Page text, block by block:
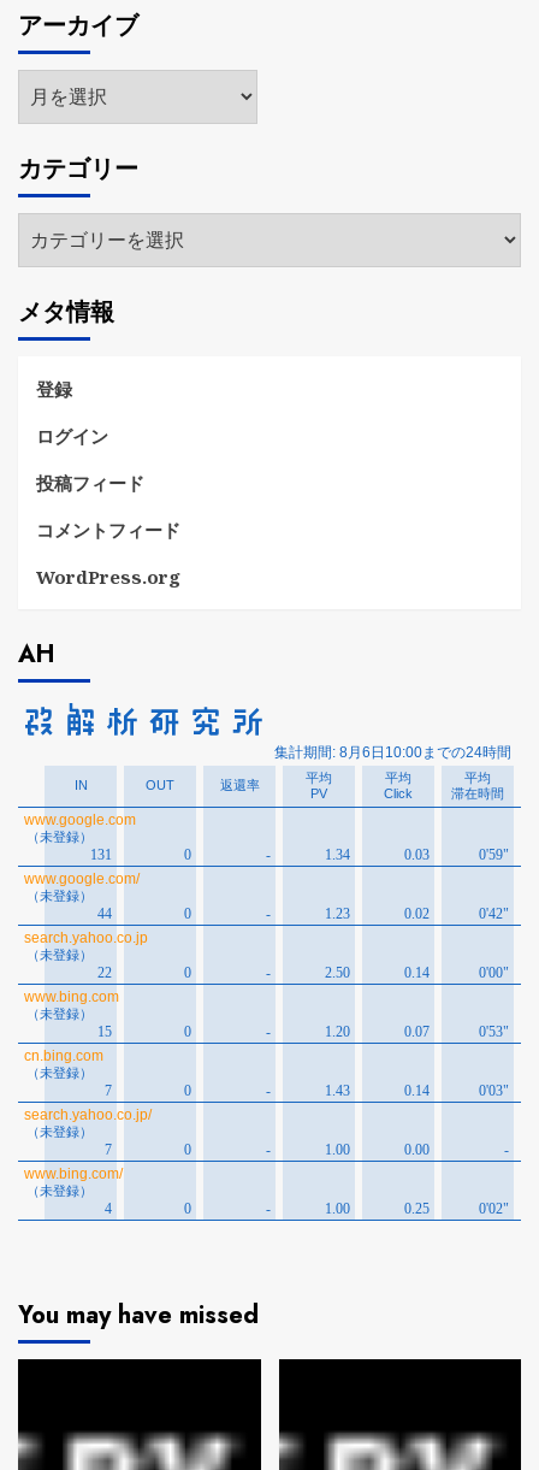
アーカイブ
ア
ー
イ
ブ
カテゴリー
テ
リ
ー
メタ情報
登録
ログイン
投稿フィード
コメントフィード
WordPress.org
AH
You may have missed